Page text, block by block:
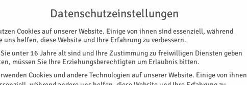
KONTAKT
Datenschutzeinstellungen
Cookies auf unserer Website. Einige von ihnen sind essenziell, während
uns helfen, diese Website und Ihre Erfahrung zu verbessern.
unter 16 Jahre alt sind und Ihre Zustimmung zu freiwilligen Diensten geben
müssen Sie Ihre Erziehungsberechtigten um Erlaubnis bitten.
Cookies und andere Technologien auf unserer Website. Einige von ihnen